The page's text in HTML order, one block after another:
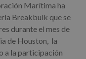
Marítima ha
Breakbulk que se
durante el mes de
de Houston, la
a la participación